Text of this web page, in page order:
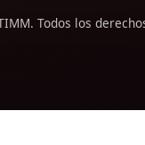
Todos los